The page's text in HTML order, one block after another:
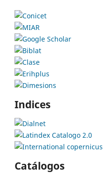
Indices
Catálogos